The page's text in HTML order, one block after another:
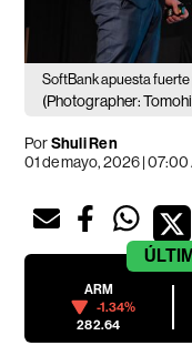
SoftBank apuesta fuerte
(Photographer:
PorShuli Ren
01 de mayo, 2026 | 07:00
ARM
-1.34%
282.64